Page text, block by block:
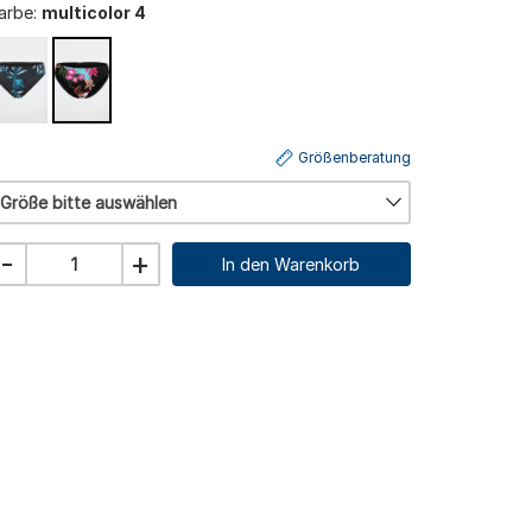
multicolor 4
Größe bitte auswählen
Größenberatung
- + In den Warenkorb